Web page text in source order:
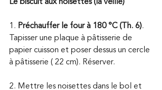
Le biscuit aux noisettes (la veille)
1. Préchauffer le four à 180 °C (Th. 6).
Tapisser une plaque à pâtisserie de
papier cuisson et poser dessus un cercle
à pâtisserie ( 22 cm). Réserver.
2. Mettre les noisettes dans le bol et